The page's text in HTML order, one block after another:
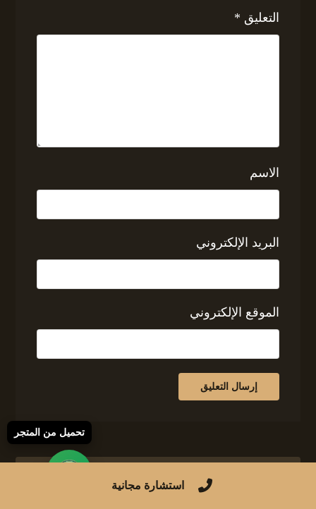
التعليق *
الاسم
البريد الإلكتروني
الموقع الإلكتروني
استشارة مجانية
تحميل من المتجر